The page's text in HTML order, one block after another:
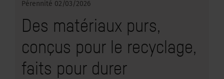
Pérennité 02/03/2026
Des matériaux purs,
conçus pour le recyclage,
faits pour durer